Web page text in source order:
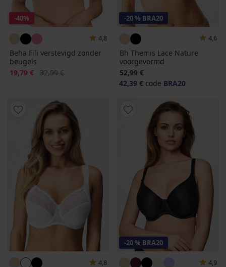
-40%
4,8
Beha Fili verstevigd zonder
beugels
Korting
19,79 € Oorspronkelijke prijs
32,99 €
-20 % BRA20
4,6
Bh Themis Lace Nature
voorgevormd
52,99 €
42,39 € code BRA20
4,8
-20 % BRA20
4,9